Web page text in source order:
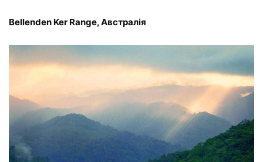
Bellenden Ker Range, Австралія